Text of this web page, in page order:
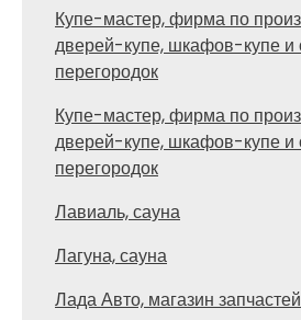
Купе-мастер, фирма по
дверей-купе, шкафов-купе и
перегородок
Купе-мастер, фирма по
дверей-купе, шкафов-купе и
перегородок
Лавиаль, сауна
Лагуна, сауна
Лада Авто, магазин запчастей